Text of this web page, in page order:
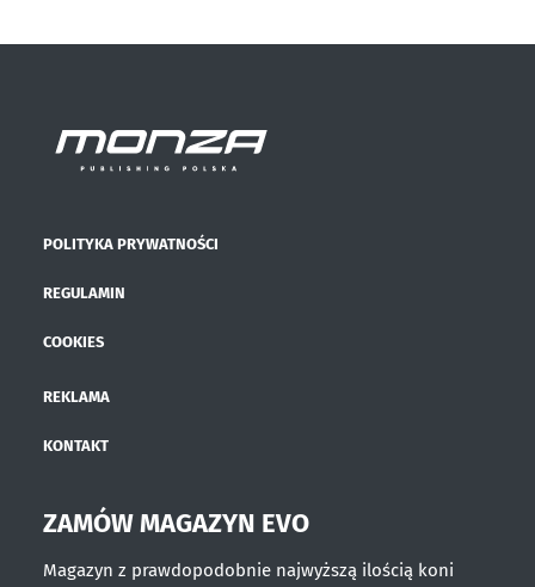
POLITYKA PRYWATNOŚCI
REGULAMIN
COOKIES
REKLAMA
KONTAKT
ZAMÓW MAGAZYN EVO
Magazyn z prawdopodobnie najwyższą ilością koni